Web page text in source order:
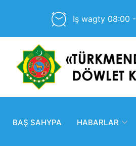
Iş wagty 08:00 -
BAŞ SAHYPA HABARLAR